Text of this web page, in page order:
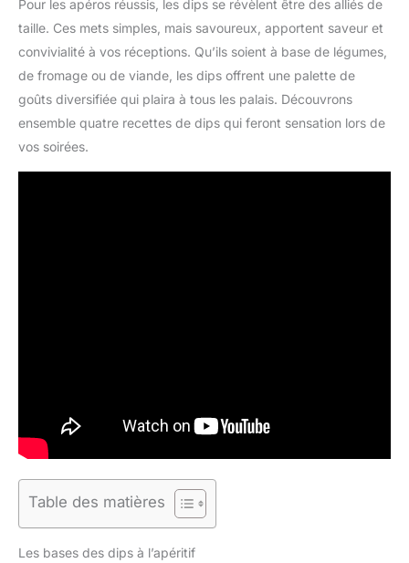
Pour les apéros réussis, les dips se révèlent être des alliés de
taille. Ces mets simples, mais savoureux, apportent saveur et
convivialité à vos réceptions. Qu’ils soient à base de légumes,
de fromage ou de viande, les dips offrent une palette de
goûts diversifiée qui plaira à tous les palais. Découvrons
ensemble quatre recettes de dips qui feront sensation lors de
vos soirées.
Table des matières
Les bases des dips à l’apéritif